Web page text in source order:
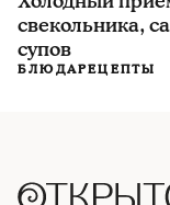
свекольника,
супов
БЛЮДАРЕЦЕПТЫ